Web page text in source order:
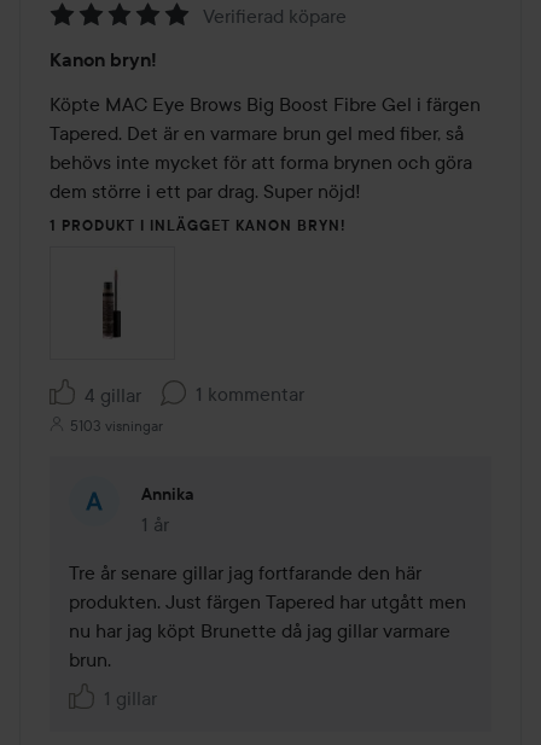
5
av
5
Verifierad köpare
Kanon bryn!
Köpte MAC Eye Brows Big Boost Fibre Gel i färgen
Tapered. Det är en varmare brun gel med fiber, så
behövs inte mycket för att forma brynen och göra
dem större i ett par drag. Super nöjd!
1 PRODUKT I INLÄGGET KANON BRYN!
4 gillar 1 kommentar
5103 visningar
Annika
1 år
Kommentaren lades 1 år
Tre år senare gillar jag fortfarande den här
produkten. Just färgen Tapered har utgått men
nu har jag köpt Brunette då jag gillar varmare
brun.
1 gillar